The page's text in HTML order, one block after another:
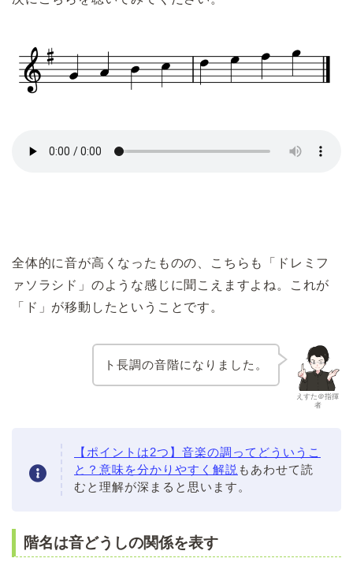
全体的に音が高くなったものの、こちらも「ドレミフ
ァソラシド」のような感じに聞こえますよね。これが
「ド」が移動したということです。
えすた＠指揮
者
ト長調の音階になりました。
【ポイントは2つ】音楽の調ってどういうこ
と？意味を分かりやすく解説 もあわせて読
むと理解が深まると思います。
階名は音どうしの関係を表す